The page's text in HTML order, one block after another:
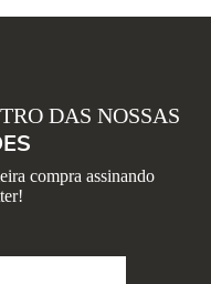
DAS NOSSAS
compra assinando